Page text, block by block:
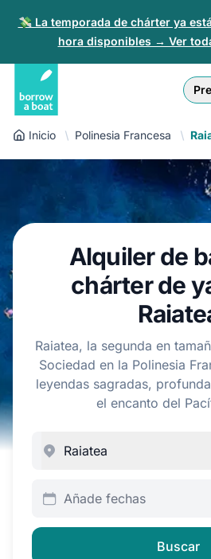
💸 La temporada de chárter ya
hora disponibles → Ver
Iniciar sesión
Regístrate
Para partners
EUR
Złoty
English
Español
Français
Polski
Inicio Polinesia Francesa
Alquiler de
chárter de
Raiatea, la segunda en
Sociedad en la Polinesia
leyendas sagradas,
el encanto del
Añade fechas
Buscar